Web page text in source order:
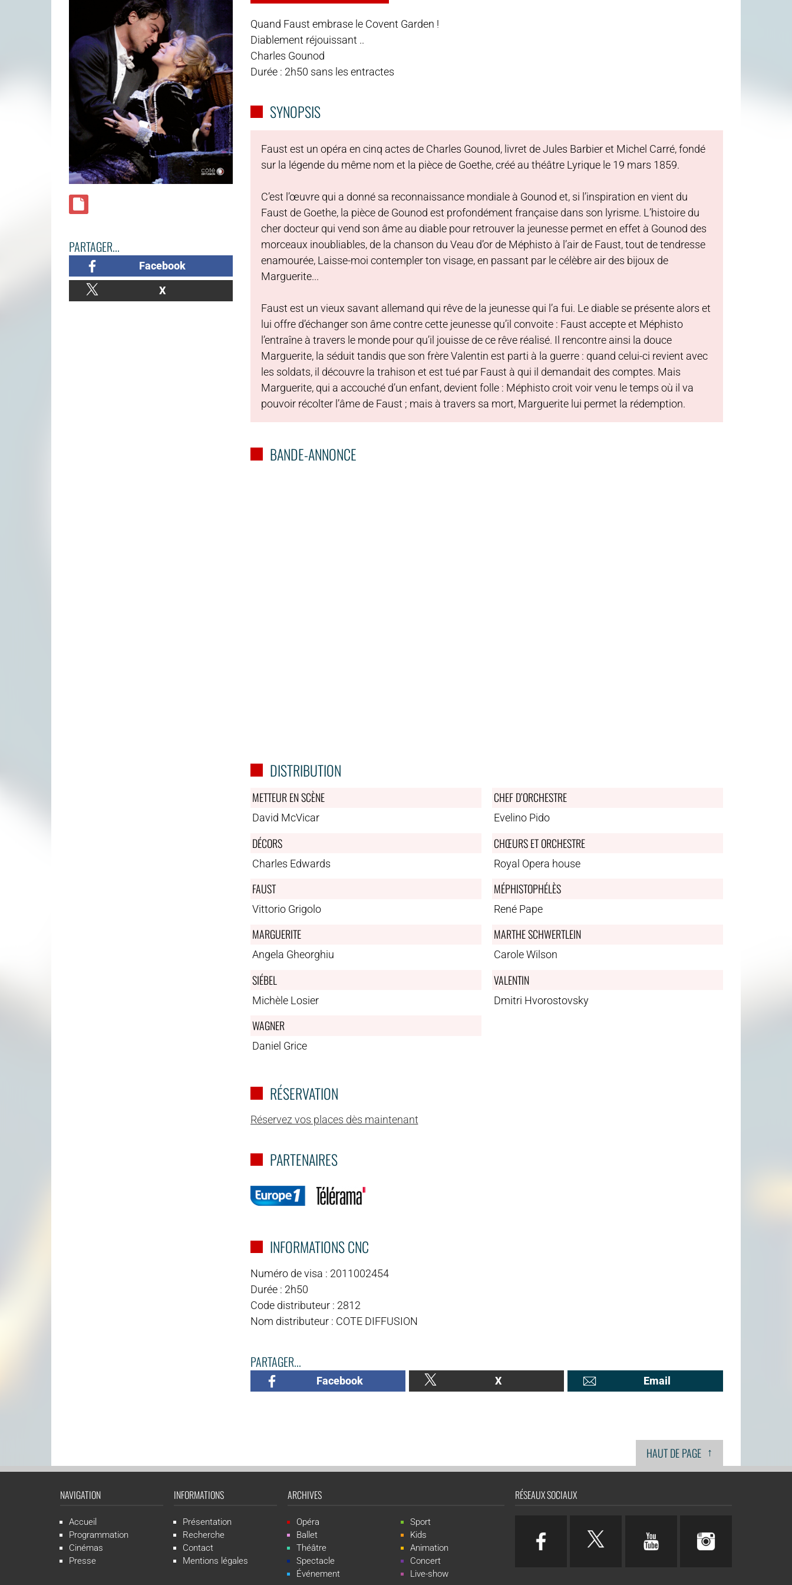
PARTAGER...
Facebook
X
Quand Faust embrase le Covent Garden !
Diablement réjouissant ..
Charles Gounod
Durée : 2h50 sans les entractes
SYNOPSIS
Faust est un opéra en cinq actes de Charles Gounod, livret de Jules Barbier et Michel Carré, fondé
sur la légende du même nom et la pièce de Goethe, créé au théâtre Lyrique le 19 mars 1859.
C’est l’œuvre qui a donné sa reconnaissance mondiale à Gounod et, si l’inspiration en vient du
Faust de Goethe, la pièce de Gounod est profondément française dans son lyrisme. L’histoire du
cher docteur qui vend son âme au diable pour retrouver la jeunesse permet en effet à Gounod des
morceaux inoubliables, de la chanson du Veau d’or de Méphisto à l’air de Faust, tout de tendresse
enamourée, Laisse-moi contempler ton visage, en passant par le célèbre air des bijoux de
Marguerite...
Faust est un vieux savant allemand qui rêve de la jeunesse qui l’a fui. Le diable se présente alors et
lui offre d’échanger son âme contre cette jeunesse qu’il convoite : Faust accepte et Méphisto
l’entraîne à travers le monde pour qu’il jouisse de ce rêve réalisé. Il rencontre ainsi la douce
Marguerite, la séduit tandis que son frère Valentin est parti à la guerre : quand celui-ci revient avec
les soldats, il découvre la trahison et est tué par Faust à qui il demandait des comptes. Mais
Marguerite, qui a accouché d’un enfant, devient folle : Méphisto croit voir venu le temps où il va
pouvoir récolter l’âme de Faust ; mais à travers sa mort, Marguerite lui permet la rédemption.
BANDE-ANNONCE
DISTRIBUTION
METTEUR EN SCÈNE
David McVicar
CHEF D’ORCHESTRE
Evelino Pido
DÉCORS
Charles Edwards
CHŒURS ET ORCHESTRE
Royal Opera house
FAUST
Vittorio Grigolo
MÉPHISTOPHÉLÈS
René Pape
MARGUERITE
Angela Gheorghiu
MARTHE SCHWERTLEIN
Carole Wilson
SIÉBEL
Michèle Losier
VALENTIN
Dmitri Hvorostovsky
WAGNER
Daniel Grice
RÉSERVATION
Réservez vos places dès maintenant
PARTENAIRES
INFORMATIONS CNC
Numéro de visa : 2011002454
Durée : 2h50
Code distributeur : 2812
Nom distributeur : COTE DIFFUSION
PARTAGER...
Facebook X Email
HAUT DE PAGE ↑
NAVIGATION
Accueil
Programmation
Cinémas
Presse
INFORMATIONS
Présentation
Recherche
Contact
Mentions légales
ARCHIVES
Opéra
Ballet
Théâtre
Spectacle
Événement
Sport
Kids
Animation
Concert
Live-show
RÉSEAUX SOCIAUX